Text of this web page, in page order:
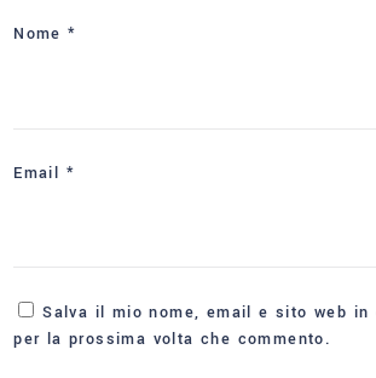
Nome*
Email *
Salva il mio nome, email e sito web in
per la prossima volta che commento.